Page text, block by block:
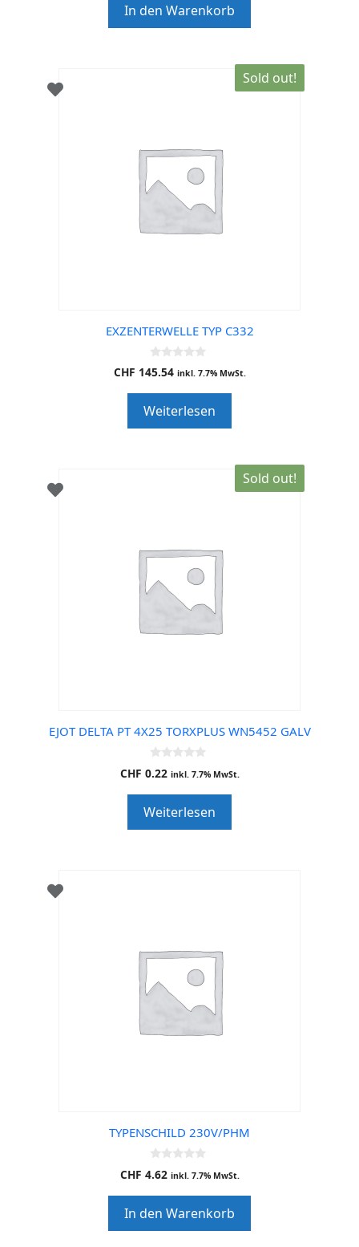
o
f
5
In den Warenkorb
Sold out!
EXZENTERWELLE TYP C332
0
o
o
f
5
CHF 145.54 inkl. 7.7% MwSt.
Weiterlesen
Sold out!
EJOT DELTA PT 4X25 TORXPLUS WN5452 GALV
0
o
o
f
5
CHF 0.22 inkl. 7.7% MwSt.
Weiterlesen
TYPENSCHILD 230V/PHM
0
o
o
f
5
CHF 4.62 inkl. 7.7% MwSt.
In den Warenkorb